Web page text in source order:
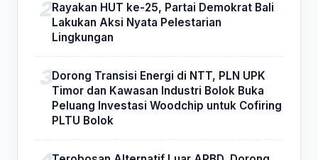
Rayakan HUT ke-25, Partai Demokrat Bali
Lakukan Aksi Nyata Pelestarian
Lingkungan
Dorong Transisi Energi di NTT, PLN UPK
Timor dan Kawasan Industri Bolok Buka
Peluang Investasi Woodchip untuk Cofiring
PLTU Bolok